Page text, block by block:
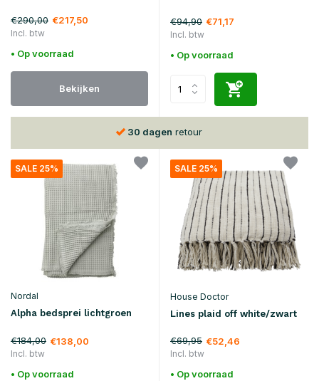
€290,00 €217,50
Incl. btw
• Op voorraad
Bekijken
€94,90 €71,17
Incl. btw
• Op voorraad
30 dagen retour
SALE 25%
Nordal
Alpha bedsprei lichtgroen
€184,00 €138,00
Incl. btw
• Op voorraad
SALE 25%
House Doctor
Lines plaid off white/zwart
€69,95 €52,46
Incl. btw
• Op voorraad